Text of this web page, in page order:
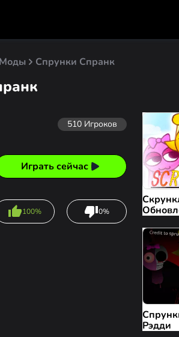
Спрунки Спранк
510 Игроков
Играть сейчас
100% 0%
Рэдди